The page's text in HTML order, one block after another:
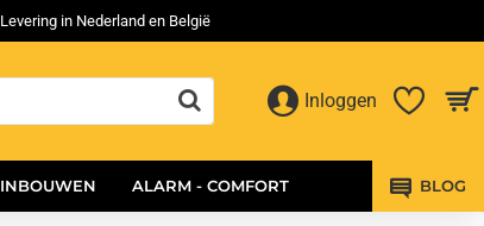
Levering in Nederland en België
Inloggen
INBOUWEN ALARM - COMFORT BLOG